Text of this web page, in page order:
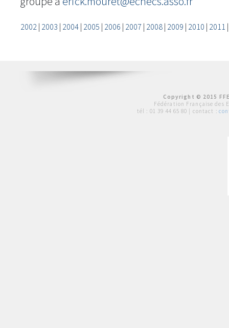
2002| 2003 | 2004| 2005 | 2006 | 2007 | 2008| 2009 | 2010 | 2011
Copyright © 2015
Fédération Française des
tél : 01 39 44 65 80 | contact :